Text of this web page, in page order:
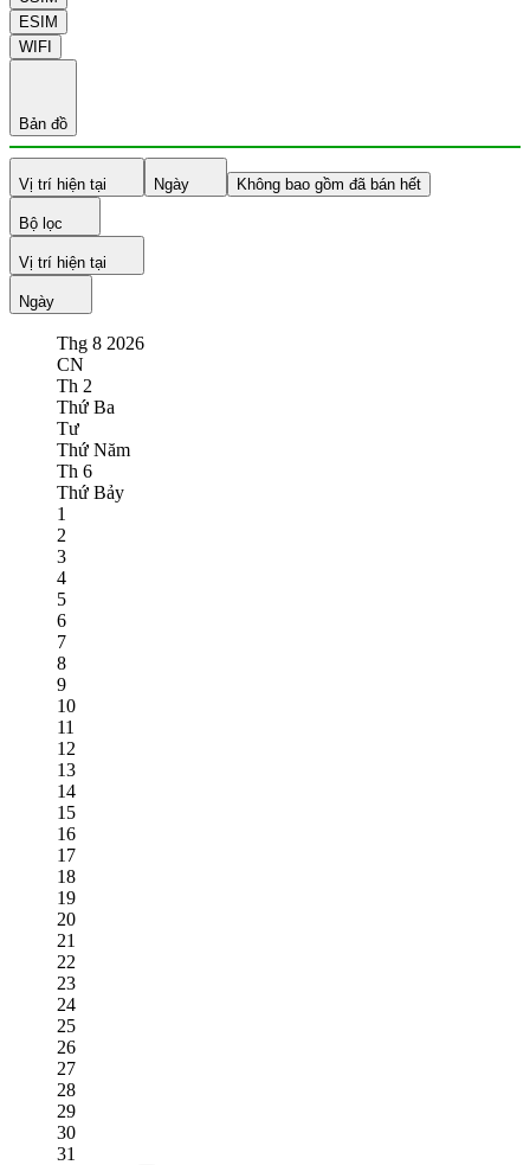
ESIM
WIFI
Bản đồ
Vị trí hiện tại Ngày Không bao gồm đã bán hết
Bộ lọc
Vị trí hiện tại
Ngày
Thg 8 2026
CN
Th 2
Thứ Ba
Tư
Thứ Năm
Th 6
Thứ Bảy
1
2
3
4
5
6
7
8
9
10
11
12
13
14
15
16
17
18
19
20
21
22
23
24
25
26
27
28
29
30
31